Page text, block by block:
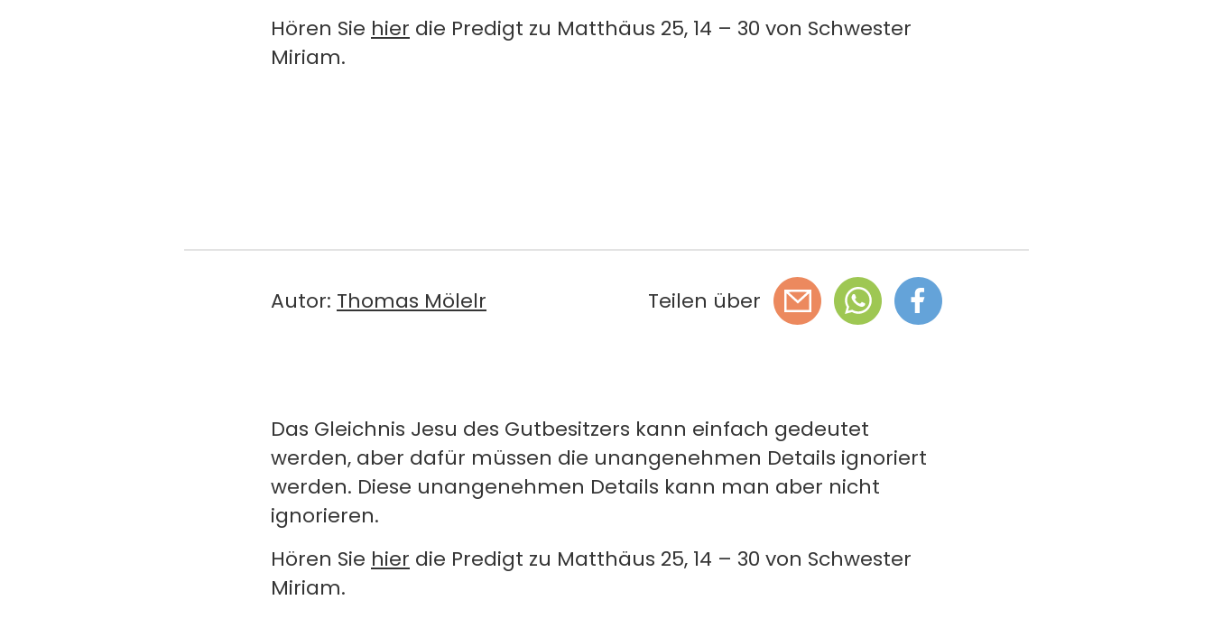
Hören Sie hier die Predigt zu Matthäus 25, 14 – 30 von Schwester
Miriam.
Autor: Thomas Mölelr Teilen über
Das Gleichnis Jesu des Gutbesitzers kann einfach gedeutet
werden, aber dafür müssen die unangenehmen Details ignoriert
werden. Diese unangenehmen Details kann man aber nicht
ignorieren.
Hören Sie hier die Predigt zu Matthäus 25, 14 – 30 von Schwester
Miriam.